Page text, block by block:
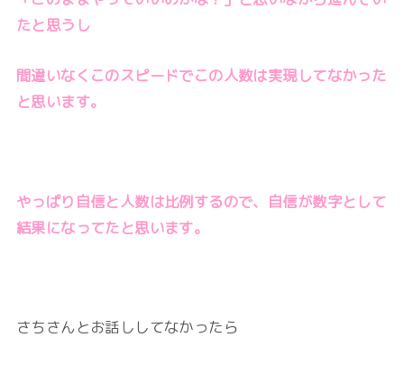
たと思うし
間違いなくこのスピードでこの人数は実現してなかった
と思います。
やっぱり自信と人数は比例するので、自信が数字として
結果になってたと思います。
さちさんとお話ししてなかったら